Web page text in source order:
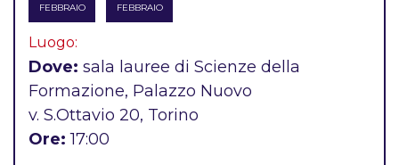
FEBBRAIO FEBBRAIO
Luogo:
Dove: sala lauree di Scienze della
Formazione, Palazzo Nuovo
v. S.Ottavio 20, Torino
Ore:17:00